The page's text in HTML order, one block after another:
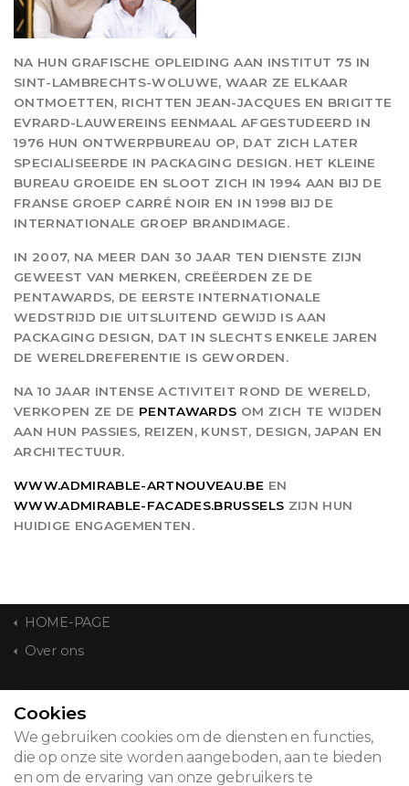
NA HUN GRAFISCHE OPLEIDING AAN INSTITUT 75 IN
SINT-LAMBRECHTS-WOLUWE, WAAR ZE ELKAAR
ONTMOETTEN, RICHTTEN JEAN-JACQUES EN BRIGITTE
EVRARD-LAUWEREINS EENMAAL AFGESTUDEERD IN
1976 HUN ONTWERPBUREAU OP, DAT ZICH LATER
SPECIALISEERDE IN PACKAGING DESIGN. HET KLEINE
BUREAU GROEIDE EN SLOOT ZICH IN 1994 AAN BIJ DE
FRANSE GROEP CARRÉ NOIR EN IN 1998 BIJ DE
INTERNATIONALE GROEP BRANDIMAGE.
IN 2007, NA MEER DAN 30 JAAR TEN DIENSTE ZIJN
GEWEEST VAN MERKEN, CREËERDEN ZE DE
PENTAWARDS, DE EERSTE INTERNATIONALE
WEDSTRIJD DIE UITSLUITEND GEWIJD IS AAN
PACKAGING DESIGN, DAT IN SLECHTS ENKELE JAREN
DE WERELDREFERENTIE IS GEWORDEN.
NA 10 JAAR INTENSE ACTIVITEIT ROND DE WERELD,
VERKOPEN ZE DE PENTAWARDS OM ZICH TE WIJDEN
AAN HUN PASSIES, REIZEN, KUNST, DESIGN, JAPAN EN
ARCHITECTUUR.
WWW.ADMIRABLE-ARTNOUVEAU.BE EN
WWW.ADMIRABLE-FACADES.BRUSSELS ZIJN HUN
HUIDIGE ENGAGEMENTEN.
HOME-PAGE
Over ons
CONTACT
Cookies
We gebruiken cookies om de diensten en functies,
die op onze site worden aangeboden, aan te bieden
en om de ervaring van onze gebruikers te